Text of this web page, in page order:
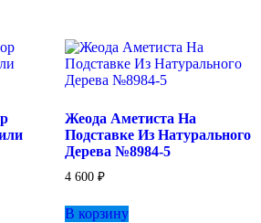
Опции
можно
товара.
Жеода Аметиста На
Подставке Из Натурального
Дерева №8984-5
4 600 ₽
В корзину